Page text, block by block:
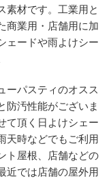
素材です。工業用と
商業用・店舗用に加
ェードや雨よけシー
ーパスティのオスス
防汚性能がございま
て頂く日よけシェー
天時などでもご利用
ト屋根、店舗などの
近では店舗の屋外用